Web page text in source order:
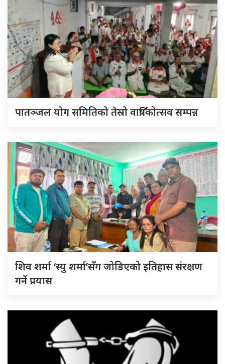
पातञ्जल योग समितिको तेस्रो वार्षिकोत्सव सम्पन्न
शिव शर्मा ‘स्यु शर्मा’सँग जोडिएको इतिहास संरक्षण
गर्ने प्रयास